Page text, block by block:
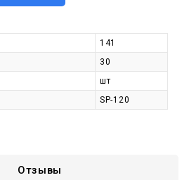
141
30
шт
SP-120
Отзывы